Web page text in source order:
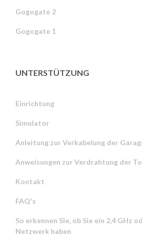
Gogogate 2
Gogogate 1
UNTERSTÜTZUNG
Einrichtung
Simulator
Anleitung zur Verkabelung der
Anweisungen zur Verdrahtung der
Kontakt
FAQ's
So erkennen Sie, ob Sie ein 2,4 GHz
Netzwerk haben